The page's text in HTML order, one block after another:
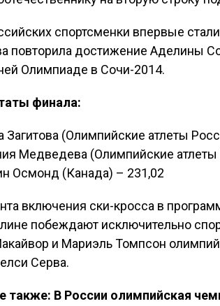
спортсменки впервые
повторила достижение Аделины
Олимпиаде в Сочи-2014.
финала:
Загитова (Олимпийские атлеты
Медведева (Олимпийские
Осмонд (Канада) – 231,02
включения ски-кросса в
побеждают исключительно
и Мариэль Томпсон
Серва.
также: В России олимпийская